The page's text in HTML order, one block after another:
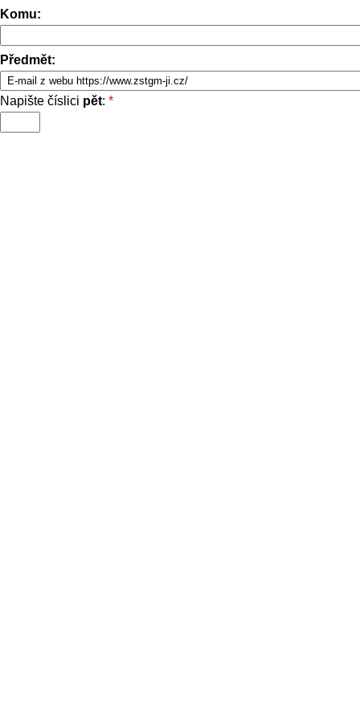
Komu:
Předmět:
Napište číslici pět: *